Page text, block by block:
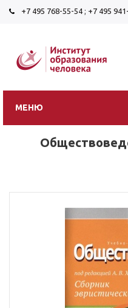
+7 495 768-55-54 ; +7 495
МЕНЮ